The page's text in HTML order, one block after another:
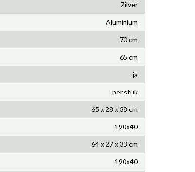
Zilver
Aluminium
70 cm
65 cm
ja
per stuk
65 x 28 x 38 cm
190x40
64 x 27 x 33 cm
190x40